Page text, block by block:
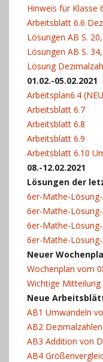
Hinweis für Klasse
Arbeitsblatt 6.6
Lösungen AB S.
Lösungen AB S.
Lösung
01.02.-05.02.2021
Arbeitsplan6.4
Arbeitsblatt 6.7
Arbeitsblatt 6.8
Arbeitsblatt 6.9
Arbeitsblatt 6.10
08.-12.02.2021
Lösungen der
6er-Mathe-
6er-Mathe-
6er-Mathe-
6er-Mathe-
Neuer
Wochenplan vom
Wichtige Mitteilung
Neue
AB1 Umwandeln
AB2
AB3 Addition von
AB4